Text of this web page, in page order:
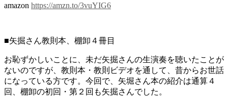
amazon https://amzn.to/3vuYIG6
■矢掘さん教則本、棚卸４冊目
お恥ずかしいことに、未だ矢掘さんの生演奏を聴いたことが
ないのですが、教則本・教則ビデオを通して、昔からお世話
になっている方です。今回で、矢堀さん本の紹介は通算４
回、棚卸の初回・第２回も矢掘さんでした。